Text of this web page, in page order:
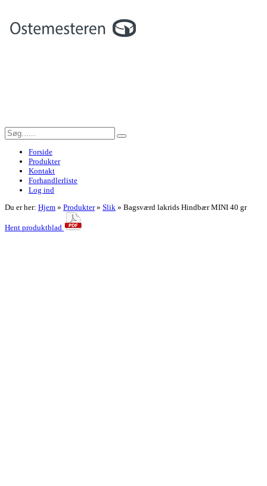
Forside
Produkter
Kontakt
Forhandlerliste
Log ind
Du er her: Hjem » Produkter» Slik » Bagsværd lakrids Hindbær MINI 40 gr
Hent produktblad